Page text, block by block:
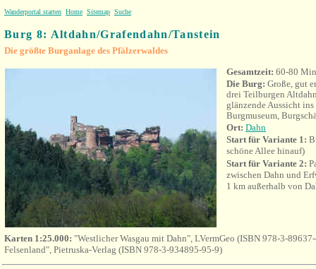
Wanderportal starten Home Sitemap Suche
Burg 8: Altdahn/Grafendahn/Tanstein
Die größte Burganlage des Pfälzerwaldes
Gesamtzeit: 60-80
Die Burg: Große, gut
drei Teilburgen
glänzende Aussicht
Burgmuseum,
Ort: Dahn
Start für Variante 1:
schöne Allee hinauf)
Start für Variante 2:
zwischen Dahn und
1 km außerhalb von
Karten 1:25.000: "Westlicher Wasgau mit Dahn", LVermGeo (ISBN 978-3-
Felsenland", Pietruska-Verlag (ISBN 978-3-934895-95-9)